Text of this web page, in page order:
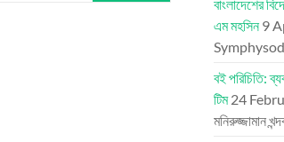
বাংলাদেশের
এম মহসিন 9
বই পরিচিতি:
টিম 24
মনিরুজ্জামান